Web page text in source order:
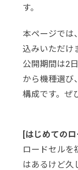
す。
本ページでは
込みいただけ
公開期間は2
から機種選び
構成です。ぜ
[はじめての
ロードセルを
はあるけど久